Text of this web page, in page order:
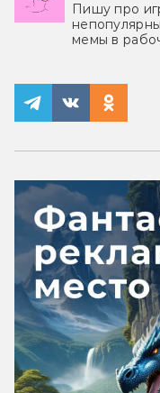
Пишу про
мемы в